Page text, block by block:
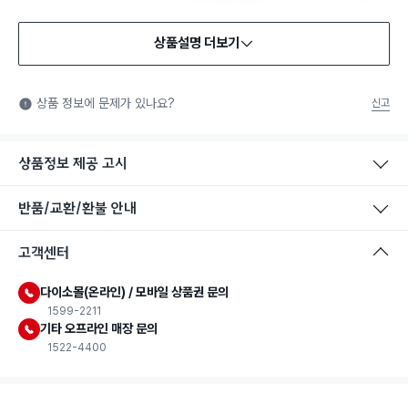
식품용 기구: 식품위생법에서 정한 규격에 따라 제조되어 식품 또
는 식품첨가물에 사용할 수 있는 식품용기구라는 표시입니다.
상품설명 더보기
상품 정보에 문제가 있나요? 신고
상품정보 제공 고시
반품/교환/환불 안내
고객센터
다이소몰(온라인) / 모바일 상품권 문의
1599-2211
기타 오프라인 매장 문의
1522-4400